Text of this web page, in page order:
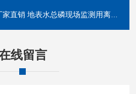
直销 地表水总磷现场监测用离心机
线留言